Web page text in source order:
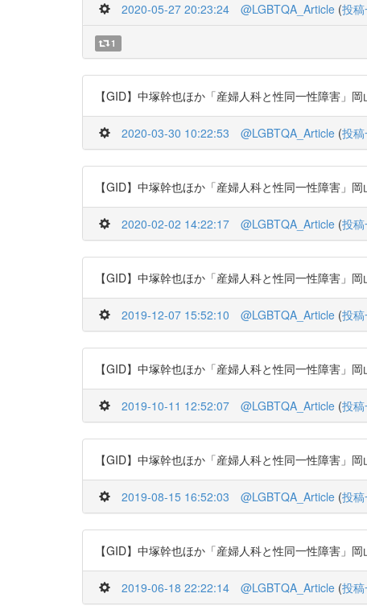
2020-05-27 20:23:24 @LGBTQA_Article (投
1
【GID】中塚幹也ほか「産婦人科と性同一性障害」
2020-03-30 10:22:53 @LGBTQA_Article (投
【GID】中塚幹也ほか「産婦人科と性同一性障害」
2020-02-02 14:22:17 @LGBTQA_Article (投
【GID】中塚幹也ほか「産婦人科と性同一性障害」
2019-12-07 15:52:10 @LGBTQA_Article (投
【GID】中塚幹也ほか「産婦人科と性同一性障害」
2019-10-11 12:52:07 @LGBTQA_Article (投
【GID】中塚幹也ほか「産婦人科と性同一性障害」
2019-08-15 16:52:03 @LGBTQA_Article (投
【GID】中塚幹也ほか「産婦人科と性同一性障害」
2019-06-18 22:22:14 @LGBTQA_Article (投